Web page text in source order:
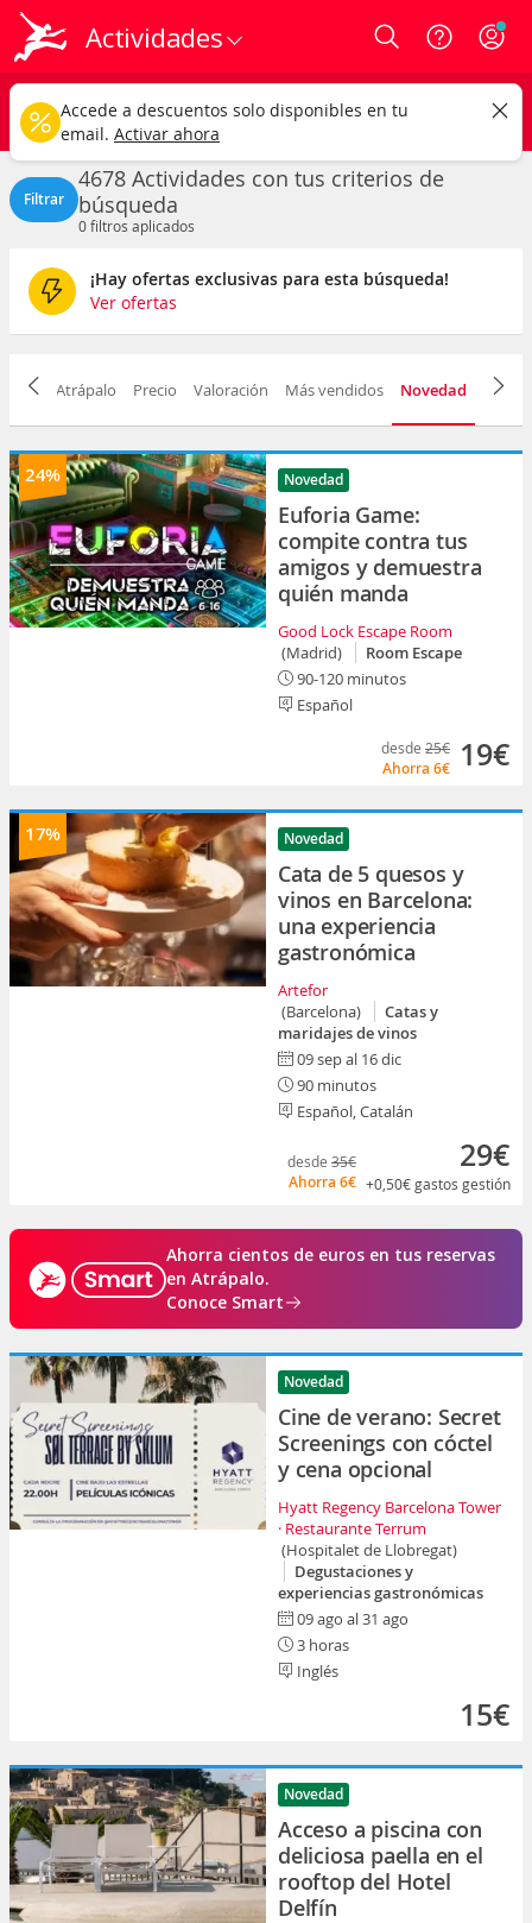
Actividades Login
España
Cualquier tipo Cualquier fecha
CAMBIAR
Filtrar
4678 Actividades con tus criterios de
búsqueda
0filtros aplicados
¡Hay ofertas exclusivas para esta búsqueda!
Ver ofertas
Atrápalo Precio Valoración Más vendidos Novedad
24% Novedad
Euforia Game:
compite contra tus
amigos y demuestra
quién manda
Good Lock Escape Room
(Madrid)
Room Escape
90-120 minutos
Español
desde 25€
Ahorra 6€ 19€
17% Novedad
Cata de 5 quesos y
vinos en Barcelona:
una experiencia
gastronómica
Artefor
(Barcelona)
Catas y
maridajes de vinos
09 sep al 16 dic
90 minutos
Español, Catalán
desde 35€
Ahorra 6€
29€
+0,50€gastos gestión
Ahorra cientos de euros en tus reservas
en Atrápalo.
Conoce Smart
Novedad
Cine de verano: Secret
Screenings con cóctel
y cena opcional
Hyatt Regency Barcelona Tower
· Restaurante Terrum
(Hospitalet de Llobregat)
Degustaciones y
experiencias gastronómicas
09 ago al 31 ago
3 horas
Inglés
15€
Novedad
Acceso a piscina con
deliciosa paella en el
rooftop del Hotel
Delfín
Accede a descuentos solo disponibles en tu
email. Activar ahora